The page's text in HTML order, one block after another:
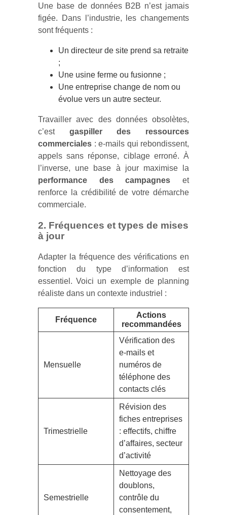
Une base de données B2B n’est jamais
figée. Dans l’industrie, les changements
sont fréquents :
Un directeur de site prend sa retraite
;
Une usine ferme ou fusionne ;
Une entreprise change de nom ou
évolue vers un autre secteur.
Travailler avec des données obsolètes,
c’est gaspiller des ressources
commerciales : e-mails qui rebondissent,
appels sans réponse, ciblage erroné. À
l’inverse, une base à jour maximise la
performance des campagnes et
renforce la crédibilité de votre démarche
commerciale.
2. Fréquences et types de mises
à jour
Adapter la fréquence des vérifications en
fonction du type d’information est
essentiel. Voici un exemple de planning
réaliste dans un contexte industriel :
Fréquence
Actions
recommandées
Mensuelle
Vérification des
e-mails et
numéros de
téléphone des
contacts clés
Trimestrielle
Révision des
fiches entreprises
: effectifs, chiffre
d’affaires, secteur
d’activité
Semestrielle
Nettoyage des
doublons,
contrôle du
consentement,